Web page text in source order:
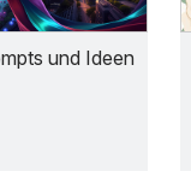
und Ideen